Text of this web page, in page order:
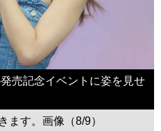
売記念イベントに姿を見せ
ます。画像（8/9）